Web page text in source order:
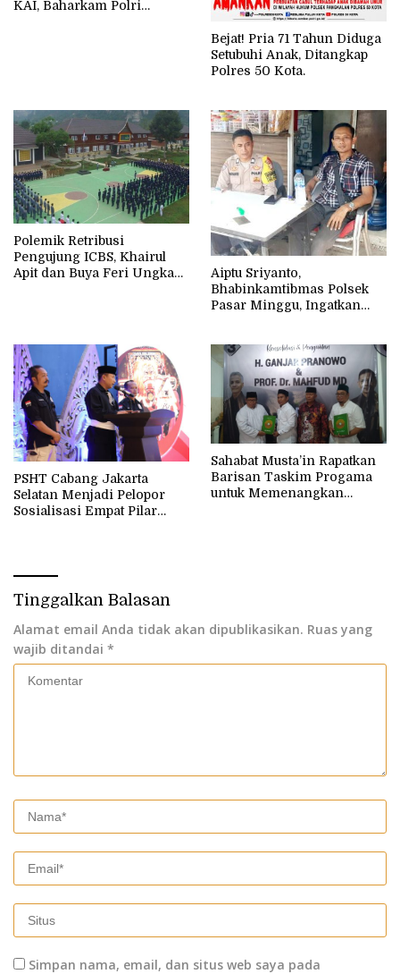
KAI, Baharkam Polri
Bejat! Pria 71 Tahun Diduga
Setubuhi Anak, Ditangkap
Polres 50 Kota.
Polemik Retribusi
Pengujung ICBS, Khairul
Apit dan Buya Feri Ungkap
Aiptu Sriyanto,
Bhabinkamtibmas Polsek
Pasar Minggu, Ingatkan
Kewaspadaan Dengan
Semakin Maraknya Tindak
Kejahatan Ranmor
PSHT Cabang Jakarta
Selatan Menjadi Pelopor
Sosialisasi Empat Pilar
Sahabat Musta’in Rapatkan
Barisan Taskim Progama
untuk Memenangkan
Tinggalkan Balasan
Alamat email Anda tidak akan dipublikasikan. Ruas yang
wajib ditandai *
Simpan nama, email, dan situs web saya pada